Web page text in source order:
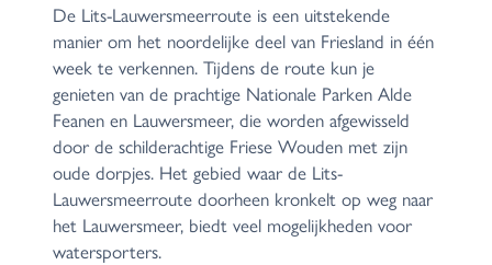
De Lits-Lauwersmeerroute is een uitstekende
manier om het noordelijke deel van Friesland in één
week te verkennen. Tijdens de route kun je
genieten van de prachtige Nationale Parken Alde
Feanen en Lauwersmeer, die worden afgewisseld
door de schilderachtige Friese Wouden met zijn
oude dorpjes. Het gebied waar de Lits-
Lauwersmeerroute doorheen kronkelt op weg naar
het Lauwersmeer, biedt veel mogelijkheden voor
watersporters.